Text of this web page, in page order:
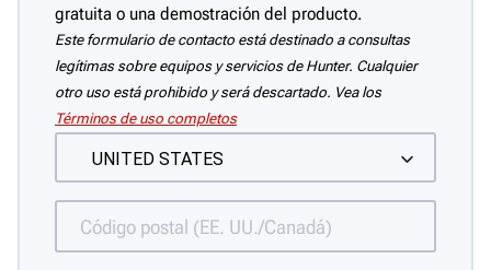
gratuita o una demostración del producto.
Este formulario de contacto está destinado a consultas
legítimas sobre equipos y servicios de Hunter. Cualquier
otro uso está prohibido y será descartado. Vea los
Términos de uso completos